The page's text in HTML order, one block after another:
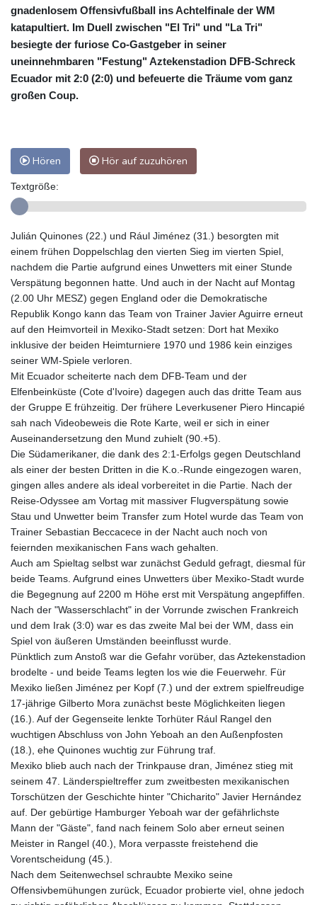
gnadenlosem Offensivfußball ins Achtelfinale der WM
katapultiert. Im Duell zwischen "El Tri" und "La Tri"
besiegte der furiose Co-Gastgeber in seiner
uneinnehmbaren "Festung" Aztekenstadion DFB-Schreck
Ecuador mit 2:0 (2:0) und befeuerte die Träume vom ganz
großen Coup.
Hören Hör auf zuzuhören
Textgröße:
Julián Quinones (22.) und Rául Jiménez (31.) besorgten mit
einem frühen Doppelschlag den vierten Sieg im vierten Spiel,
nachdem die Partie aufgrund eines Unwetters mit einer Stunde
Verspätung begonnen hatte. Und auch in der Nacht auf Montag
(2.00 Uhr MESZ) gegen England oder die Demokratische
Republik Kongo kann das Team von Trainer Javier Aguirre erneut
auf den Heimvorteil in Mexiko-Stadt setzen: Dort hat Mexiko
inklusive der beiden Heimturniere 1970 und 1986 kein einziges
seiner WM-Spiele verloren.
Mit Ecuador scheiterte nach dem DFB-Team und der
Elfenbeinküste (Cote d'Ivoire) dagegen auch das dritte Team aus
der Gruppe E frühzeitig. Der frühere Leverkusener Piero Hincapié
sah nach Videobeweis die Rote Karte, weil er sich in einer
Auseinandersetzung den Mund zuhielt (90.+5).
Die Südamerikaner, die dank des 2:1-Erfolgs gegen Deutschland
als einer der besten Dritten in die K.o.-Runde eingezogen waren,
gingen alles andere als ideal vorbereitet in die Partie. Nach der
Reise-Odyssee am Vortag mit massiver Flugverspätung sowie
Stau und Unwetter beim Transfer zum Hotel wurde das Team von
Trainer Sebastian Beccacece in der Nacht auch noch von
feiernden mexikanischen Fans wach gehalten.
Auch am Spieltag selbst war zunächst Geduld gefragt, diesmal für
beide Teams. Aufgrund eines Unwetters über Mexiko-Stadt wurde
die Begegnung auf 2200 m Höhe erst mit Verspätung angepfiffen.
Nach der "Wasserschlacht" in der Vorrunde zwischen Frankreich
und dem Irak (3:0) war es das zweite Mal bei der WM, dass ein
Spiel von äußeren Umständen beeinflusst wurde.
Pünktlich zum Anstoß war die Gefahr vorüber, das Aztekenstadion
brodelte - und beide Teams legten los wie die Feuerwehr. Für
Mexiko ließen Jiménez per Kopf (7.) und der extrem spielfreudige
17-jährige Gilberto Mora zunächst beste Möglichkeiten liegen
(16.). Auf der Gegenseite lenkte Torhüter Rául Rangel den
wuchtigen Abschluss von John Yeboah an den Außenpfosten
(18.), ehe Quinones wuchtig zur Führung traf.
Mexiko blieb auch nach der Trinkpause dran, Jiménez stieg mit
seinem 47. Länderspieltreffer zum zweitbesten mexikanischen
Torschützen der Geschichte hinter "Chicharito" Javier Hernández
auf. Der gebürtige Hamburger Yeboah war der gefährlichste
Mann der "Gäste", fand nach feinem Solo aber erneut seinen
Meister in Rangel (40.), Mora verpasste freistehend die
Vorentscheidung (45.).
Nach dem Seitenwechsel schraubte Mexiko seine
Offensivbemühungen zurück, Ecuador probierte viel, ohne jedoch